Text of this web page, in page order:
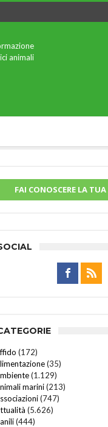
animali
FAI CONOSCERE LA
(172)
(35)
(1.129)
marini(213)
(747)
(5.626)
(444)